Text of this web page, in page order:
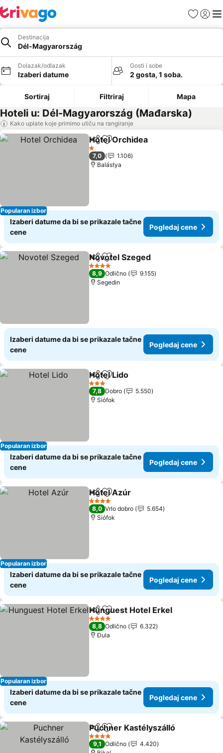
FavoritiPrijavi
Destinacija
Dél-Magyarország
Dolazak/odlazak
Izaberi datume
Gosti i sobe
2 gosta, 1 soba.
Sortiraj Filtriraj Mapa
Hoteli u: Dél-Magyarország (Mađarska)
Kako uplate koje primimo utiču na rangiranje
Popularan izbor
Deli Dodati u favorite
Hotel Orchidea
1 Zvezdice
7,0
1.106
Balástya
Izaberi datume da bi se prikazale tačne
cene
Pogledaj cene
Deli Dodati u favorite
Novotel Szeged
4 Zvezdice
8,9 Odlično
9.155
Segedin
Izaberi datume da bi se prikazale tačne
cene
Pogledaj cene
Popularan izbor
Deli Dodati u favorite
Hotel Lido
3 Zvezdice
7,8 Dobro
5.550
Siófok
Izaberi datume da bi se prikazale tačne
cene
Pogledaj cene
Popularan izbor
Deli Dodati u favorite
Hotel Azúr
4 Zvezdice
8,0 Vrlo dobro
5.654
Siófok
Izaberi datume da bi se prikazale tačne
cene
Pogledaj cene
Popularan izbor
Deli Dodati u favorite
Hunguest Hotel Erkel
4 Zvezdice
8,8 Odlično
6.322
Đula
Izaberi datume da bi se prikazale tačne
cene
Pogledaj cene
Deli Dodati u favorite
Puchner Kastélyszálló
4 Zvezdice
9,1 Odlično
4.420